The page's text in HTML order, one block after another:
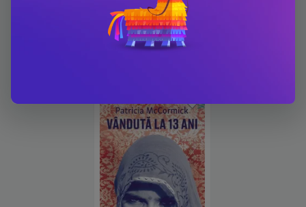
Carti scrise de Patricia
McCormick